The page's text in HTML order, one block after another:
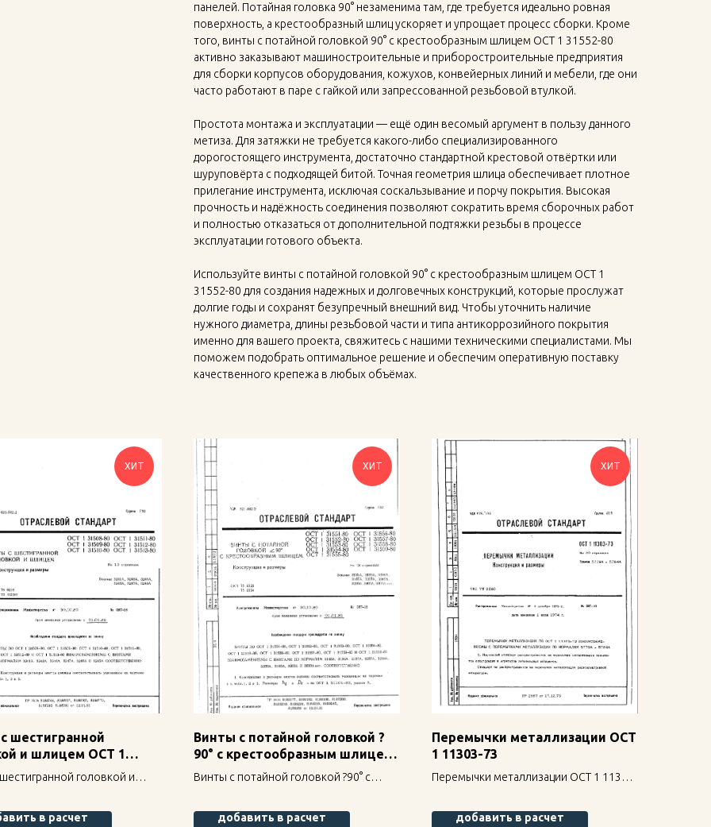
панелей. Потайная головка 90° незаменима там, где требуется идеально ровная
поверхность, а крестообразный шлиц ускоряет и упрощает процесс сборки. Кроме
того, винты с потайной головкой 90° с крестообразным шлицем ОСТ 1 31552-80
активно заказывают машиностроительные и приборостроительные предприятия
для сборки корпусов оборудования, кожухов, конвейерных линий и мебели, где они
часто работают в паре с гайкой или запрессованной резьбовой втулкой.
Простота монтажа и эксплуатации — ещё один весомый аргумент в пользу данного
метиза. Для затяжки не требуется какого-либо специализированного
дорогостоящего инструмента, достаточно стандартной крестовой отвёртки или
шуруповёрта с подходящей битой. Точная геометрия шлица обеспечивает плотное
прилегание инструмента, исключая соскальзывание и порчу покрытия. Высокая
прочность и надёжность соединения позволяют сократить время сборочных работ
и полностью отказаться от дополнительной подтяжки резьбы в процессе
эксплуатации готового объекта.
Используйте винты с потайной головкой 90° с крестообразным шлицем ОСТ 1
31552-80 для создания надежных и долговечных конструкций, которые прослужат
долгие годы и сохранят безупречный внешний вид. Чтобы уточнить наличие
нужного диаметра, длины резьбовой части и типа антикоррозийного покрытия
именно для вашего проекта, свяжитесь с нашими техническими специалистами. Мы
поможем подобрать оптимальное решение и обеспечим оперативную поставку
качественного крепежа в любых объёмах.
ХИТ
шестигранной
и шлицем ОСТ 1
головкой и
для строительных
в расчет
ХИТ
Винты с потайной головкой ?
90° с крестообразным шлицем
ОСТ 1 31558-80
Винты с потайной головкой ?90° с
80 — надежное крепление для
добавить в расчет
ХИТ
Перемычки металлизации ОСТ
1 11303-73
Перемычки металлизации ОСТ 1 11303-
строительных конструкций, высокая
добавить в расчет